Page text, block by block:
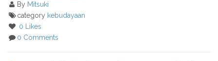
By Mitsuki
category kebudayaan
0 Likes
0 Comments